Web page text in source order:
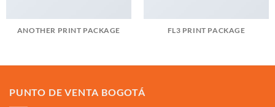
ANOTHER PRINT PACKAGE FL3 PRINT PACKAGE
PUNTO DE VENTA BOGOTÁ